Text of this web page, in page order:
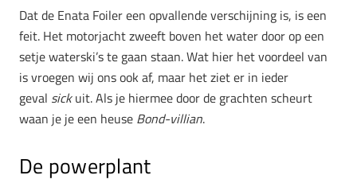
Dat de Enata Foiler een opvallende verschijning is, is een
feit. Het motorjacht zweeft boven het water door op een
setje waterski’s te gaan staan. Wat hier het voordeel van
is vroegen wij ons ook af, maar het ziet er in ieder
geval sickuit. Als je hiermee door de grachten scheurt
waan je je een heuse Bond-villian.
De powerplant